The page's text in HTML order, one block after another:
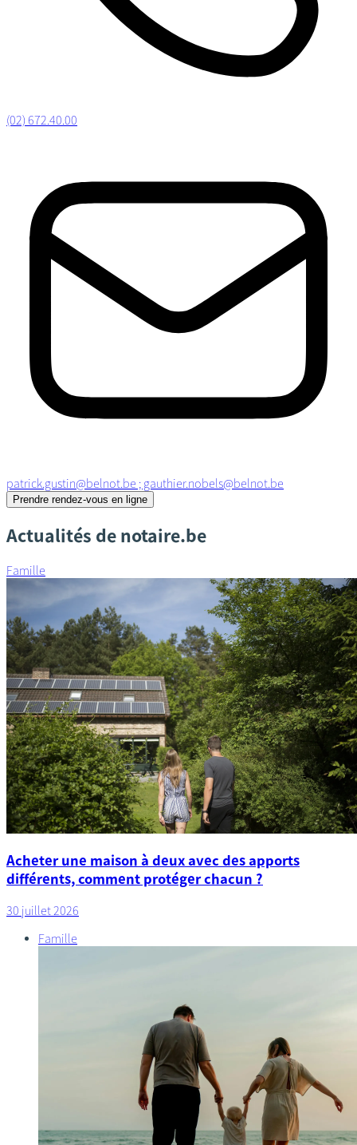
(02) 672.40.00
patrick.gustin@belnot.be ; gauthier.nobels@belnot.be
Prendre rendez-vous en ligne
Actualités de notaire.be
Famille
Acheter une maison à deux avec des apports
différents, comment protéger chacun ?
30 juillet 2026
Famille